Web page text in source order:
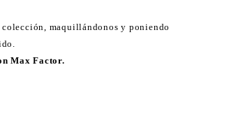
colección, maquillándonos y poniendo
Max Factor.